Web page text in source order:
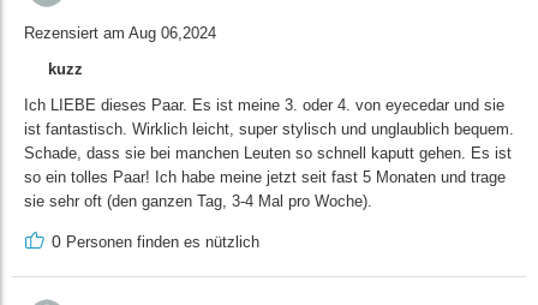
Rezensiert am Aug 06,2024
kuzz
Ich LIEBE dieses Paar. Es ist meine 3. oder 4. von eyecedar und sie
ist fantastisch. Wirklich leicht, super stylisch und unglaublich bequem.
Schade, dass sie bei manchen Leuten so schnell kaputt gehen. Es ist
so ein tolles Paar! Ich habe meine jetzt seit fast 5 Monaten und trage
sie sehr oft (den ganzen Tag, 3-4 Mal pro Woche).
0 Personen finden es nützlich